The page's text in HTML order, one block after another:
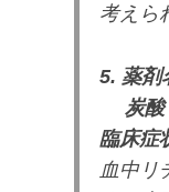
考えら
5. 薬
炭酸
臨床症
血中リ